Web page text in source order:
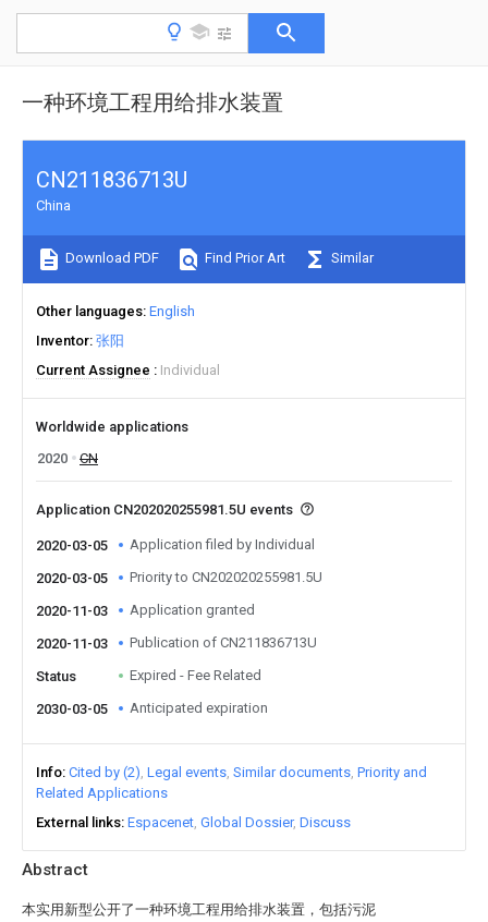
一种环境工程用给排水装置
Abstract
本实用新型公开了一种环境工程用给排水装置，包括污泥
CN211836713U
China
Download PDF Find Prior Art Similar
Other languages English
Inventor 张阳
Current Assignee
Individual
Worldwide applications
2020
CN
Application CN202020255981.5U events
2020-03-05 Application filed by Individual
2020-03-05 Priority to CN202020255981.5U
2020-11-03 Application granted
2020-11-03 Publication of CN211836713U
Status Expired - Fee Related
2030-03-05 Anticipated expiration
Info Cited by (2) Legal events Similar documents Priority and
Related Applications
External links Espacenet Global Dossier Discuss